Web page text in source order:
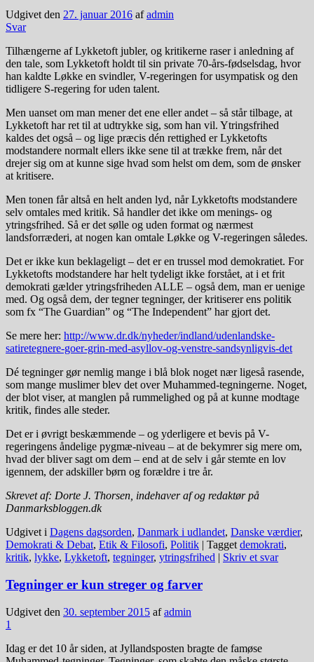
Udgivet den 27. januar 2016 afadmin
Svar
Tilhængerne af Lykketoft jubler, og kritikerne raser i anledning af
den tale, som Lykketoft holdt til sin private 70-års-fødselsdag, hvor
han kaldte Løkke en svindler, V-regeringen for usympatisk og den
tidligere S-regering for uden talent.
Men uanset om man mener det ene eller andet – så står tilbage, at
Lykketoft har ret til at udtrykke sig, som han vil. Ytringsfrihed
kaldes det også – og lige præcis dén rettighed er Lykketofts
modstandere normalt ellers ikke sene til at trække frem, når det
drejer sig om at kunne sige hvad som helst om dem, som de ønsker
at kritisere.
Men tonen får altså en helt anden lyd, når Lykketofts modstandere
selv omtales med kritik. Så handler det ikke om menings- og
ytringsfrihed. Så er det sølle og uden format og nærmest
landsforræderi, at nogen kan omtale Løkke og V-regeringen således.
Det er ikke kun beklageligt – det er en trussel mod demokratiet. For
Lykketofts modstandere har helt tydeligt ikke forstået, at i et frit
demokrati gælder ytringsfriheden ALLE – også dem, man er uenige
med. Og også dem, der tegner tegninger, der kritiserer ens politik
som fx “The Guardian” og “The Independent” har gjort det.
Se mere her: http://www.dr.dk/nyheder/indland/udenlandske-
satiretegnere-goer-grin-med-asyllov-og-venstre-sandsynligvis-det
Dé tegninger gør nemlig mange i blå blok noget nær ligeså rasende,
som mange muslimer blev det over Muhammed-tegningerne. Noget,
der blot viser, at manglen på rummelighed og på at kunne modtage
kritik, findes alle steder.
Det er i øvrigt beskæmmende – og yderligere et bevis på V-
regeringens åndelige pygmæ-niveau – at de bekymrer sig mere om,
hvad der bliver sagt om dem – end at de selv i går stemte en lov
igennem, der adskiller børn og forældre i tre år.
Skrevet af: Dorte J. Thorsen, indehaver af og redaktør på
Danmarksbloggen.dk
Udgivet i Dagens dagsorden, Danmark i udlandet, Danske værdier,
Demokrati & Debat, Etik & Filosofi, Politik | Tagget demokrati,
kritik, lykke, Lykketoft, tegninger, ytringsfrihed | Skriv et svar
Tegninger er kun streger og farver
Udgivet den 30. september 2015 afadmin
1
Idag er det 10 år siden, at Jyllandsposten bragte de famøse